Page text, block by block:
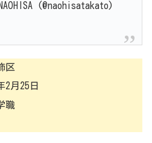
(@naohisatakato)
区
2月25日
職